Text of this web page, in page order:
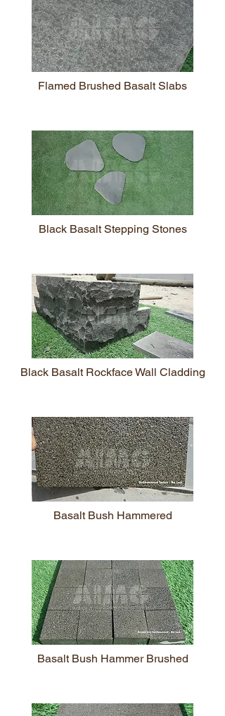
Flamed Brushed Basalt Slabs
Black Basalt Stepping Stones
Black Basalt Rockface Wall Cladding
Basalt Bush Hammered
Basalt Bush Hammer Brushed